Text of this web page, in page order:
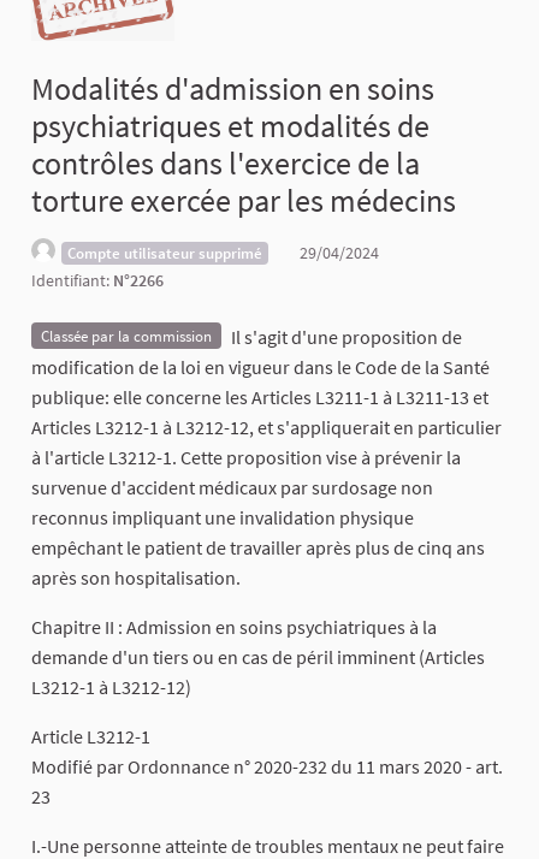
Modalités d'admission en soins
psychiatriques et modalités de
contrôles dans l'exercice de la
torture exercée par les médecins
Compte utilisateur supprimé
29/04/2024
Identifiant: N°2266
Classée par la commission
Il s'agit d'une proposition de
modification de la loi en vigueur dans le Code de la Santé
publique: elle concerne les Articles L3211-1 à L3211-13 et
Articles L3212-1 à L3212-12, et s'appliquerait en particulier
à l'article L3212-1. Cette proposition vise à prévenir la
survenue d'accident médicaux par surdosage non
reconnus impliquant une invalidation physique
empêchant le patient de travailler après plus de cinq ans
après son hospitalisation.
Chapitre II : Admission en soins psychiatriques à la
demande d'un tiers ou en cas de péril imminent (Articles
L3212-1 à L3212-12)
Article L3212-1
Modifié par Ordonnance n° 2020-232 du 11 mars 2020 - art.
23
I.-Une personne atteinte de troubles mentaux ne peut faire